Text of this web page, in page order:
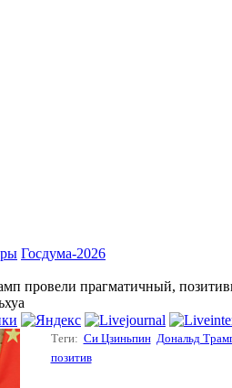
Госдума-2026
провели прагматичный,
Теги: Си Цзиньпин Дональд
позитив